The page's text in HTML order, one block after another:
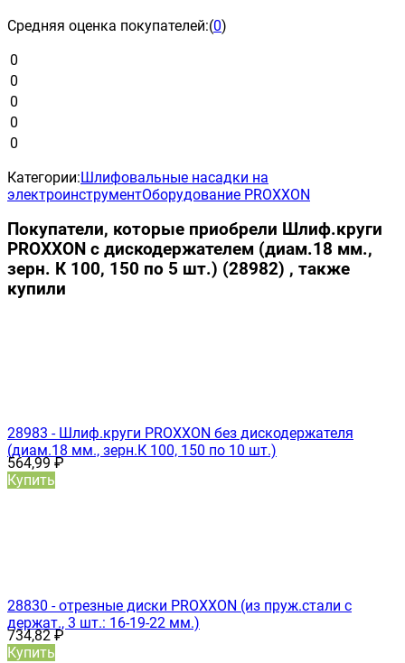
Средняя оценка покупателей:(0)
0
0
0
0
0
Категории:Шлифовальные насадки на
электроинструментОборудование PROXXON
Покупатели, которые приобрели Шлиф.круги
PROXXON с дискодержателем (диам.18 мм.,
зерн. К 100, 150 по 5 шт.) (28982) , также
купили
28983 - Шлиф.круги PROXXON без дискодержателя
(диам.18 мм., зерн.К 100, 150 по 10 шт.)
564,99₽
Купить
28830 - отрезные диски PROXXON (из пруж.стали с
держат., 3 шт.: 16-19-22 мм.)
734,82₽
Купить